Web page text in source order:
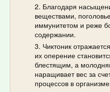
Благодаря
веществами,
иммунитетом и реже
содержании.
Чиктоник
их оперение
блестящим, а
наращивает вес за
процессов в